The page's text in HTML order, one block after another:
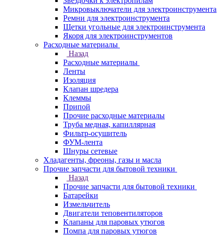
Микровыключатели для электроинструмента
Ремни для электроинструмента
Щетки угольные для электроинструмента
Якоря для электроинструментов
Расходные материалы
Назад
Расходные материалы
Ленты
Изоляция
Клапан шредера
Клеммы
Припой
Прочие расходные материалы
Труба медная, капиллярная
Фильтр-осушитель
ФУМ-лента
Шнуры сетевые
Хладагенты, фреоны, газы и масла
Прочие запчасти для бытовой техники
Назад
Прочие запчасти для бытовой техники
Батарейки
Измельчитель
Двигатели теповентиляторов
Клапаны для паровых утюгов
Помпа для паровых утюгов